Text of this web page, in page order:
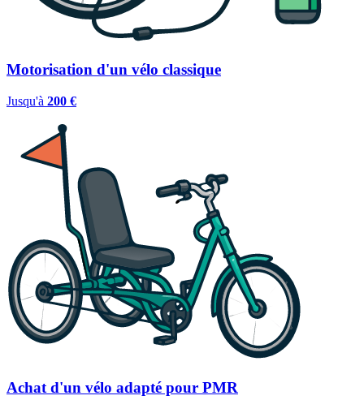
Motorisation d'un vélo classique
Jusqu'à 200 €
Achat d'un vélo adapté pour PMR